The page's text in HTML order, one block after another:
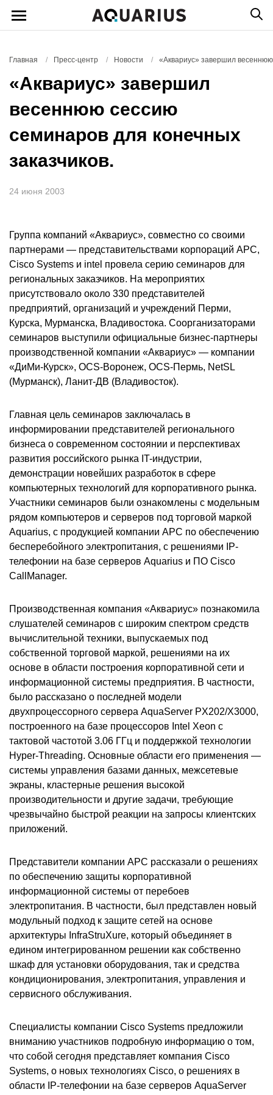
Главная / Пресс-центр / Новости / «Аквариус» завершил
«Аквариус» завершил
весеннюю сессию
семинаров для конечных
заказчиков.
24 июня 2003
Группа компаний «Аквариус», совместно со своими
партнерами — представительствами корпораций APC,
Cisco Systems и intel провела серию семинаров для
региональных заказчиков. На мероприятих
присутствовало около 330 представителей
предприятий, организаций и учреждений Перми,
Курска, Мурманска, Владивостока. Соорганизаторами
семинаров выступили официальные бизнес-партнеры
производственной компании «Аквариус» — компании
«ДиМи-Курск», OCS-Воронеж, OCS-Пермь, NetSL
(Мурманск), Ланит-ДВ (Владивосток).
Главная цель семинаров заключалась в
информировании представителей регионального
бизнеса о современном состоянии и перспективах
развития российского рынка IT-индустрии,
демонстрации новейших разработок в сфере
компьютерных технологий для корпоративного рынка.
Участники семинаров были ознакомлены с модельным
рядом компьютеров и серверов под торговой маркой
Aquarius, с продукцией компании APC по обеспечению
бесперебойного электропитания, с решениями IP-
телефонии на базе серверов Aquarius и ПО Cisco
CallManager.
Производственная компания «Аквариус» познакомила
слушателей семинаров с широким спектром средств
вычислительной техники, выпускаемых под
собственной торговой маркой, решениями на их
основе в области построения корпоративной сети и
информационной системы предприятия. В частности,
было рассказано о последней модели
двухпроцессорного сервера AquaServer PX202/X3000,
построенного на базе процессоров Intel Xeon с
тактовой частотой 3.06 ГГц и поддержкой технологии
Hyper-Threading. Основные области его применения —
системы управления базами данных, межсетевые
экраны, кластерные решения высокой
производительности и другие задачи, требующие
чрезвычайно быстрой реакции на запросы клиентских
приложений.
Представители компании APC рассказали о решениях
по обеспечению защиты корпоративной
информационной системы от перебоев
электропитания. В частности, был представлен новый
модульный подход к защите сетей на основе
архитектуры InfraStruXure, который объединяет в
едином интегрированном решении как собственно
шкаф для установки оборудования, так и средства
кондиционирования, электропитания, управления и
сервисного обслуживания.
Специалисты компании Cisco Systems предложили
вниманию участников подробную информацию о том,
что собой сегодня представляет компания Cisco
Systems, о новых технологиях Cisco, о решениях в
области IP-телефонии на базе серверов AquaServer